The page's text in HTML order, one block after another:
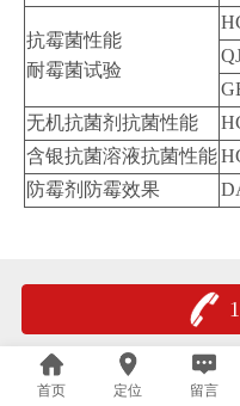
抗霉菌性能
耐霉菌试验
无机抗菌剂抗菌性能
含银抗菌溶液抗菌性能
防霉剂防霉效果
首页 定位 留言